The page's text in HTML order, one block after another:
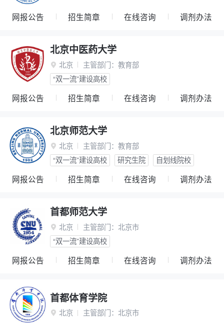
网报公告 招生简章 在线咨询 调剂办法
北京中医药大学
 北京 主管部门： 教育部
“双一流”建设高校
网报公告 招生简章 在线咨询 调剂办法
北京师范大学
 北京 主管部门： 教育部
“双一流”建设高校
研究生院 自划线院校
网报公告 招生简章 在线咨询 调剂办法
首都师范大学
 北京 主管部门： 北京市
“双一流”建设高校
网报公告 招生简章 在线咨询 调剂办法
首都体育学院
 北京 主管部门： 北京市